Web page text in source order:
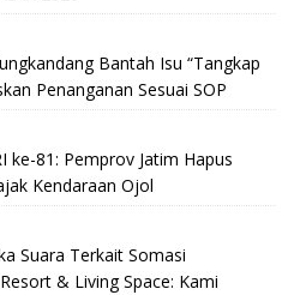
Bantah Isu “Tangkap
Penanganan Sesuai SOP
ke-81: Pemprov Jatim Hapus
Kendaraan Ojol
Suara Terkait Somasi
& Living Space: Kami